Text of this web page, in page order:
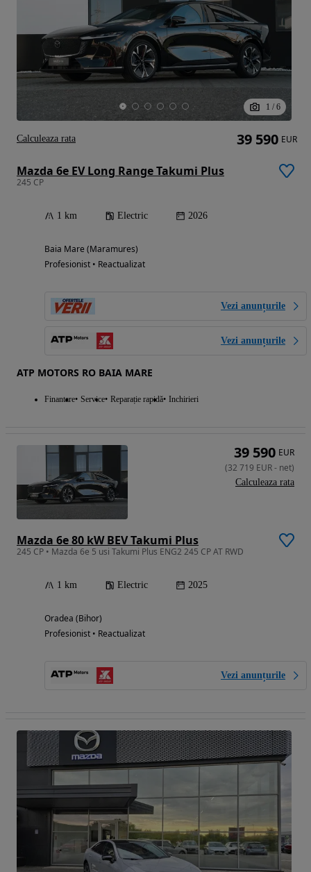
1 / 6
Mazda 6e EV Long Range Takumi Plus
245 CP
1 km Electric 2026
Baia Mare (Maramures)
Profesionist • Reactualizat
Vezi anunțurile
Vezi anunțurile
ATP MOTORS RO BAIA MARE
Finantare Service Reparație rapidă Inchirieri
39 590 EUR
Calculeaza rata
Mazda 6e 80 kW BEV Takumi Plus
245 CP • Mazda 6e 5 usi Takumi Plus ENG2 245 CP AT RWD
1 km Electric 2025
Oradea (Bihor)
Profesionist • Reactualizat
Vezi anunțurile
39 590 EUR
(32 719 EUR- net)
Calculeaza rata